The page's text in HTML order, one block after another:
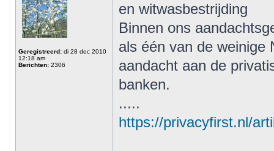
Geregistreerd: di 28 dec 2010
12:18 am
Berichten: 2306
en witwasbestrijding
Binnen ons
als één van de weinige
aandacht aan de
banken.
.....
https://privacyfirst.nl/